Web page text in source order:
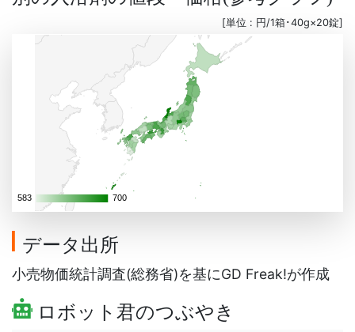
[単位 : 円/1箱･40g×20錠]
583
583 700
700
データ出所
小売物価統計調査(総務省)を基にGD Freak!が作成
ロボット君のつぶやき